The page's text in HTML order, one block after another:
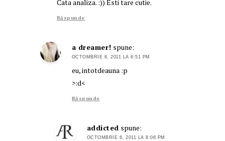
Cata analiza. :)) Esti tare cutie.
Răspunde
a dreamer! spune:
OCTOMBRIE 6, 2011 LA 6:51 PM
eu, intotdeauna :p
>:d<
Răspunde
addicted spune:
OCTOMBRIE 6, 2011 LA 8:06 PM